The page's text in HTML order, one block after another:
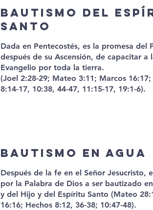
Bautismo del
Santo
Dada en Pentecostés, es la promesa del
después de su Ascensión, de capacitar a
Evangelio por toda la tierra.
(Joel 2:28-29; Mateo 3:11; Marcos
8:14-17, 10:38, 44-47, 11:15-17, 19:1-6).
Bautismo en agua
Después de la fe en el Señor Jesucristo,
por la Palabra de Dios a ser bautizado
y del Hijo y del Espíritu Santo (Mateo
16:16; Hechos 8:12, 36-38; 10:47-48).